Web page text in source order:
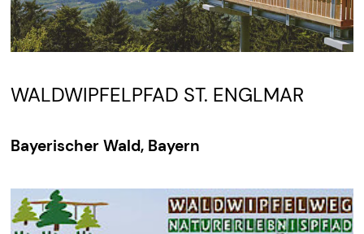
WALDWIPFELPFAD ST. ENGLMAR
Bayerischer Wald, Bayern